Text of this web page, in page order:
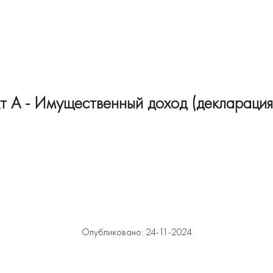
А - Имущественный доход
Опубликовано: 24-11-2024